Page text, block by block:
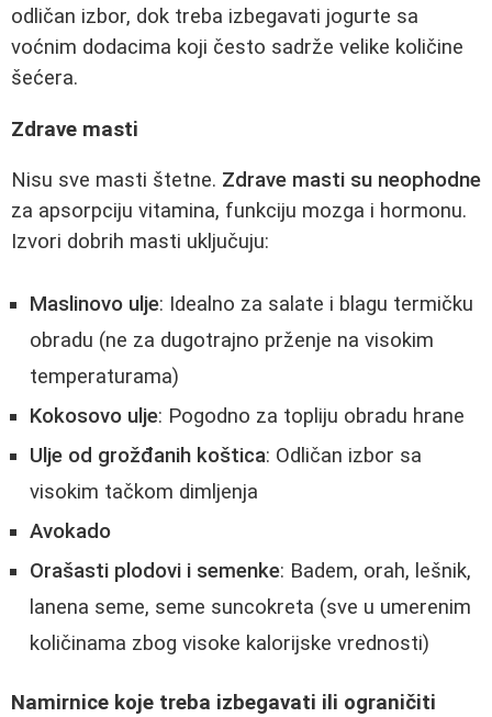
odličan izbor, dok treba izbegavati jogurte sa
voćnim dodacima koji često sadrže velike količine
šećera.
Zdrave masti
Nisu sve masti štetne. Zdrave masti su neophodne
za apsorpciju vitamina, funkciju mozga i hormonu.
Izvori dobrih masti uključuju:
Maslinovo ulje: Idealno za salate i blagu termičku
obradu (ne za dugotrajno prženje na visokim
temperaturama)
Kokosovo ulje: Pogodno za topliju obradu hrane
Ulje od grožđanih koštica: Odličan izbor sa
visokim tačkom dimljenja
Avokado
Orašasti plodovi i semenke: Badem, orah, lešnik,
lanena seme, seme suncokreta (sve u umerenim
količinama zbog visoke kalorijske vrednosti)
Namirnice koje treba izbegavati ili ograničiti